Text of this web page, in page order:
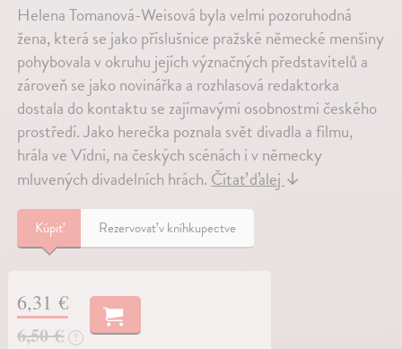
Helena Tomanová-Weisová byla velmi pozoruhodná
žena, která se jako příslušnice pražské německé menšiny
pohybovala v okruhu jejích význačných představitelů a
zároveň se jako novinářka a rozhlasová redaktorka
dostala do kontaktu se zajímavými osobnostmi českého
prostředí. Jako herečka poznala svět divadla a filmu,
hrála ve Vídni, na českých scénách i v německy
mluvených divadelních hrách. Čítať ďalej ↓
Kúpiť Rezervovať v kníhkupectve
6,31 €
6,50 €
?